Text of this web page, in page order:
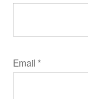
Email *